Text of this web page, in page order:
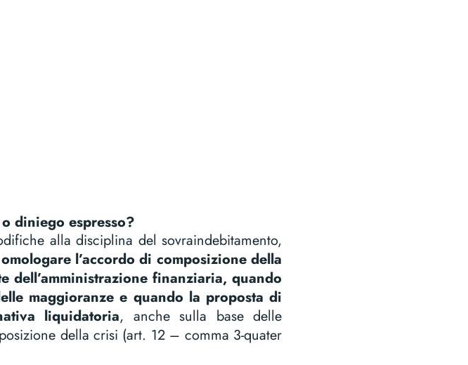
diniego espresso?
alla disciplina del sovraindebitamento,
l’accordo di composizione della
dell’amministrazione finanziaria, quando
maggioranze e quando la proposta di
liquidatoria, anche sulla base delle
della crisi (art. 12 – comma 3-quater